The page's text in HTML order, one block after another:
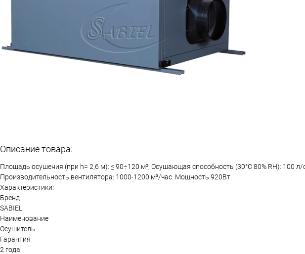
Описание товара:
Площадь осушения (при h= 2,6 м): ≤ 90÷120 м²; Осушающая способность (30°С 80% RH): 100
Производительность вентилятора: 1000-1200 м³/час. Мощность 920Вт.
Характеристики:
Бренд
SABIEL
Наименование
Осушитель
Гарантия
2 года